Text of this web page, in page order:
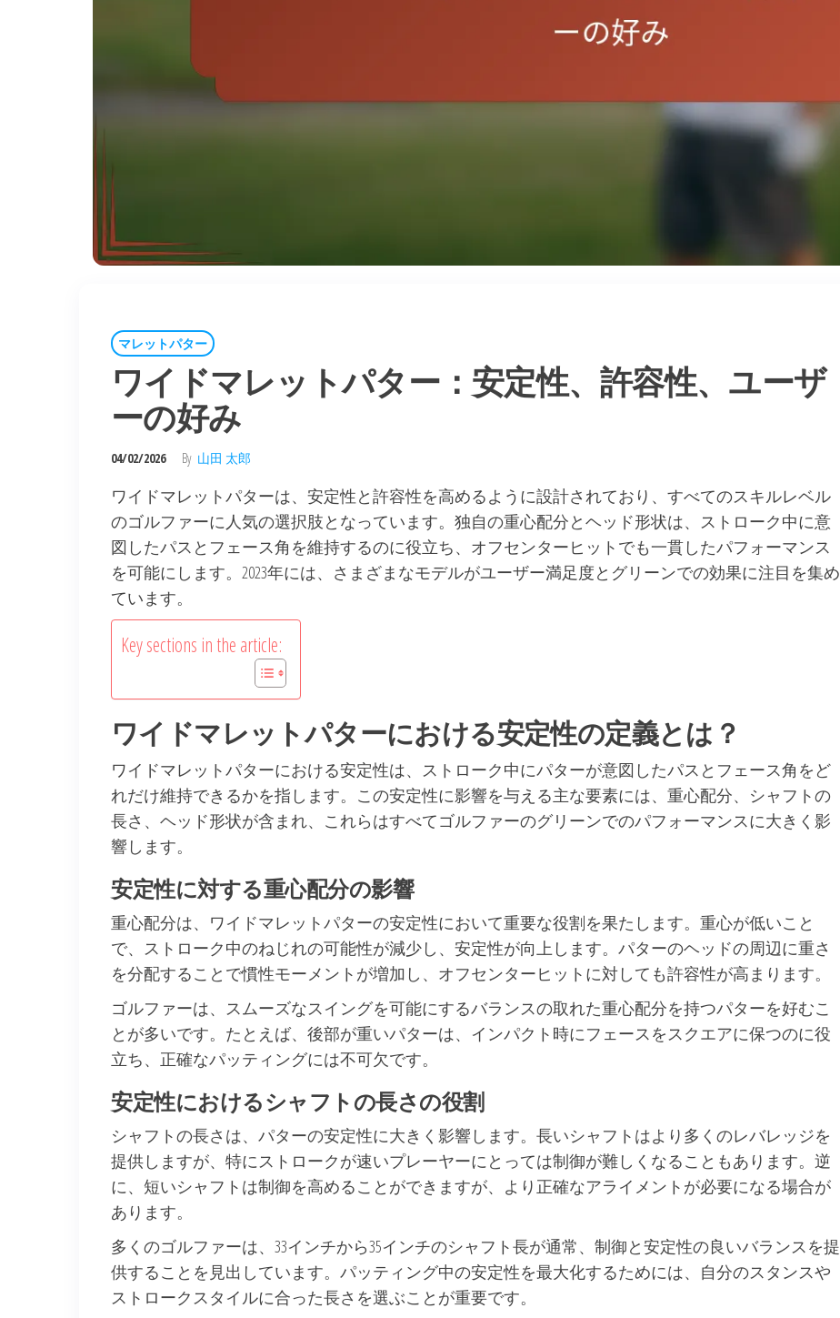
マレットパター
ワイドマレットパター：安定性、許容性、ユーザ
ーの好み
04/02/2026 By 山田 太郎
ワイドマレットパターは、安定性と許容性を高めるように設計されており、すべてのスキルレベル
のゴルファーに人気の選択肢となっています。独自の重心配分とヘッド形状は、ストローク中に意
図したパスとフェース角を維持するのに役立ち、オフセンターヒットでも一貫したパフォーマンス
を可能にします。2023年には、さまざまなモデルがユーザー満足度とグリーンでの効果に注目を集め
ています。
Key sections in the article:
ワイドマレットパターにおける安定性の定義とは？
ワイドマレットパターにおける安定性は、ストローク中にパターが意図したパスとフェース角をど
れだけ維持できるかを指します。この安定性に影響を与える主な要素には、重心配分、シャフトの
長さ、ヘッド形状が含まれ、これらはすべてゴルファーのグリーンでのパフォーマンスに大きく影
響します。
安定性に対する重心配分の影響
重心配分は、ワイドマレットパターの安定性において重要な役割を果たします。重心が低いこと
で、ストローク中のねじれの可能性が減少し、安定性が向上します。パターのヘッドの周辺に重さ
を分配することで慣性モーメントが増加し、オフセンターヒットに対しても許容性が高まります。
ゴルファーは、スムーズなスイングを可能にするバランスの取れた重心配分を持つパターを好むこ
とが多いです。たとえば、後部が重いパターは、インパクト時にフェースをスクエアに保つのに役
立ち、正確なパッティングには不可欠です。
安定性におけるシャフトの長さの役割
シャフトの長さは、パターの安定性に大きく影響します。長いシャフトはより多くのレバレッジを
提供しますが、特にストロークが速いプレーヤーにとっては制御が難しくなることもあります。逆
に、短いシャフトは制御を高めることができますが、より正確なアライメントが必要になる場合が
あります。
多くのゴルファーは、33インチから35インチのシャフト長が通常、制御と安定性の良いバランスを提
供することを見出しています。パッティング中の安定性を最大化するためには、自分のスタンスや
ストロークスタイルに合った長さを選ぶことが重要です。